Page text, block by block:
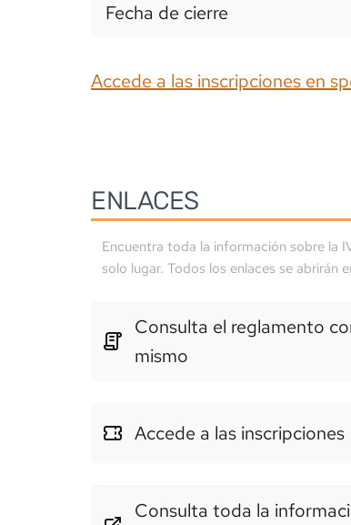
Fecha de cierre
Accede a las inscripciones en
ENLACES
Encuentra toda la información sobre la
solo lugar. Todos los enlaces se abrirán
Consulta el reglamento
mismo
Accede a las inscripciones
Consulta toda la